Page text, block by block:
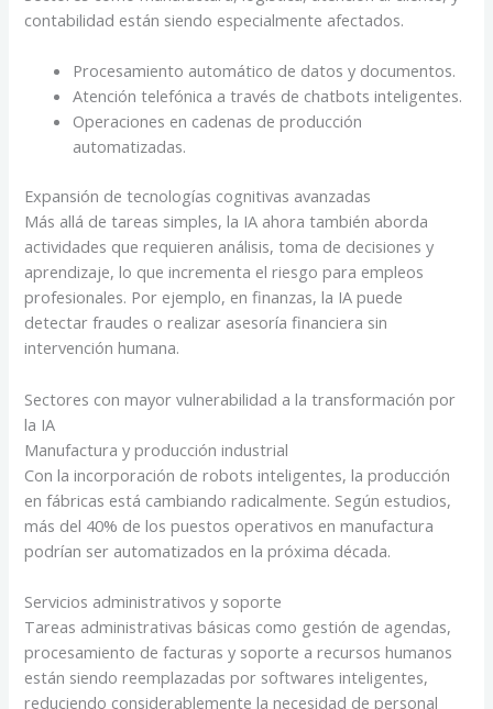
contabilidad están siendo especialmente afectados.
Procesamiento automático de datos y documentos.
Atención telefónica a través de chatbots inteligentes.
Operaciones en cadenas de producción
automatizadas.
Expansión de tecnologías cognitivas avanzadas
Más allá de tareas simples, la IA ahora también aborda
actividades que requieren análisis, toma de decisiones y
aprendizaje, lo que incrementa el riesgo para empleos
profesionales. Por ejemplo, en finanzas, la IA puede
detectar fraudes o realizar asesoría financiera sin
intervención humana.
Sectores con mayor vulnerabilidad a la transformación por
la IA
Manufactura y producción industrial
Con la incorporación de robots inteligentes, la producción
en fábricas está cambiando radicalmente. Según estudios,
más del 40% de los puestos operativos en manufactura
podrían ser automatizados en la próxima década.
Servicios administrativos y soporte
Tareas administrativas básicas como gestión de agendas,
procesamiento de facturas y soporte a recursos humanos
están siendo reemplazadas por softwares inteligentes,
reduciendo considerablemente la necesidad de personal